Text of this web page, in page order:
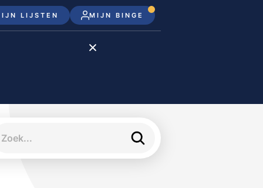
LIJSTEN MIJN BINGE
Disney+